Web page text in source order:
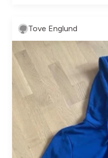
Tove Englund